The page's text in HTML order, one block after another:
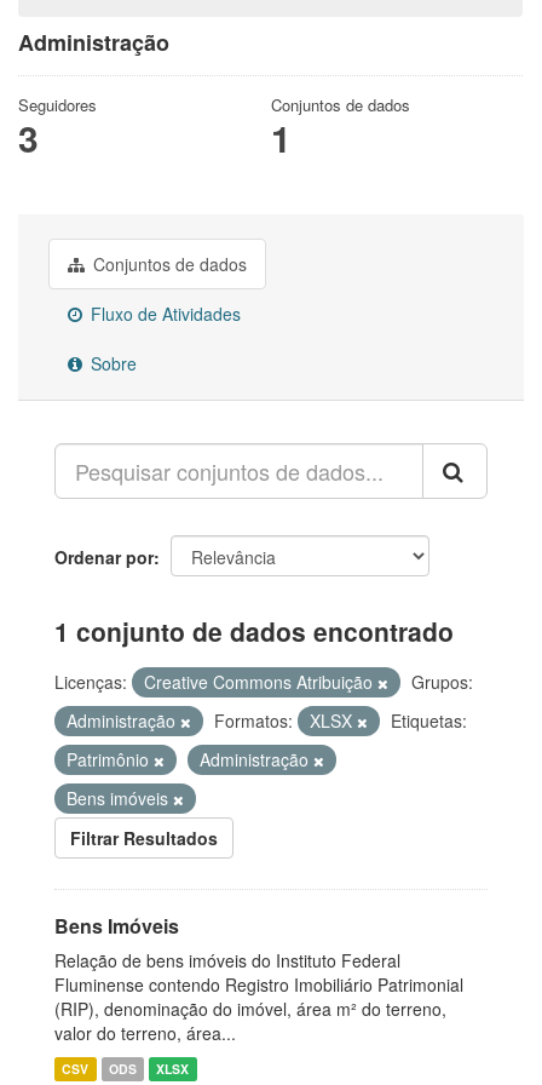
Administração
Seguidores
3
Conjuntos de dados
1
Conjuntos de dados
Fluxo de Atividades
Sobre
Ordenar por
1 conjunto de dados encontrado
Licenças: Creative Commons Atribuição
Grupos:
Administração
Formatos: XLSX
Etiquetas:
Patrimônio
Administração
Bens imóveis
Filtrar Resultados
Bens Imóveis
Relação de bens imóveis do Instituto Federal
Fluminense contendo Registro Imobiliário Patrimonial
(RIP), denominação do imóvel, área m² do terreno,
valor do terreno, área...
CSV ODS XLSX